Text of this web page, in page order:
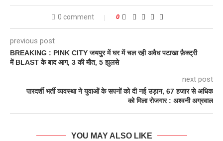
0 comment 0
previous post
BREAKING : PINK CITY जयपुर में घर में चल रही अवैध पटाखा फ़ैक्ट्री
में BLAST के बाद आग, 3 की मौत, 5 झुलसे
next post
पारदर्शी भर्ती व्यवस्था ने युवाओं के सपनों को दी नई उड़ान, 67 हजार से अधिक
को मिला रोजगार : अश्वनी अग्रवाल
YOU MAY ALSO LIKE